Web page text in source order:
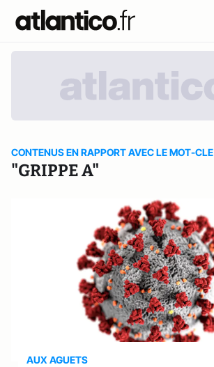
CONTENUS EN RAPPORT AVEC LE MOT-CLE
"GRIPPE A"
AUX AGUETS